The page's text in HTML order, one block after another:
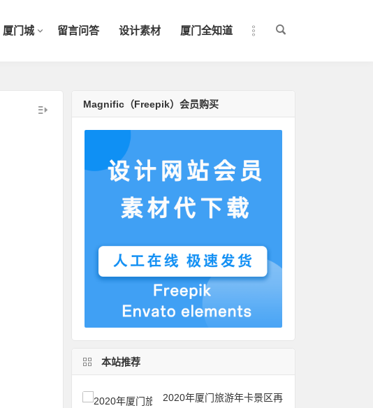
厦门城 留言问答 设计素材 厦门全知道
Magnific（Freepik）会员购买
本站推荐
2020年厦门旅游年卡景区再